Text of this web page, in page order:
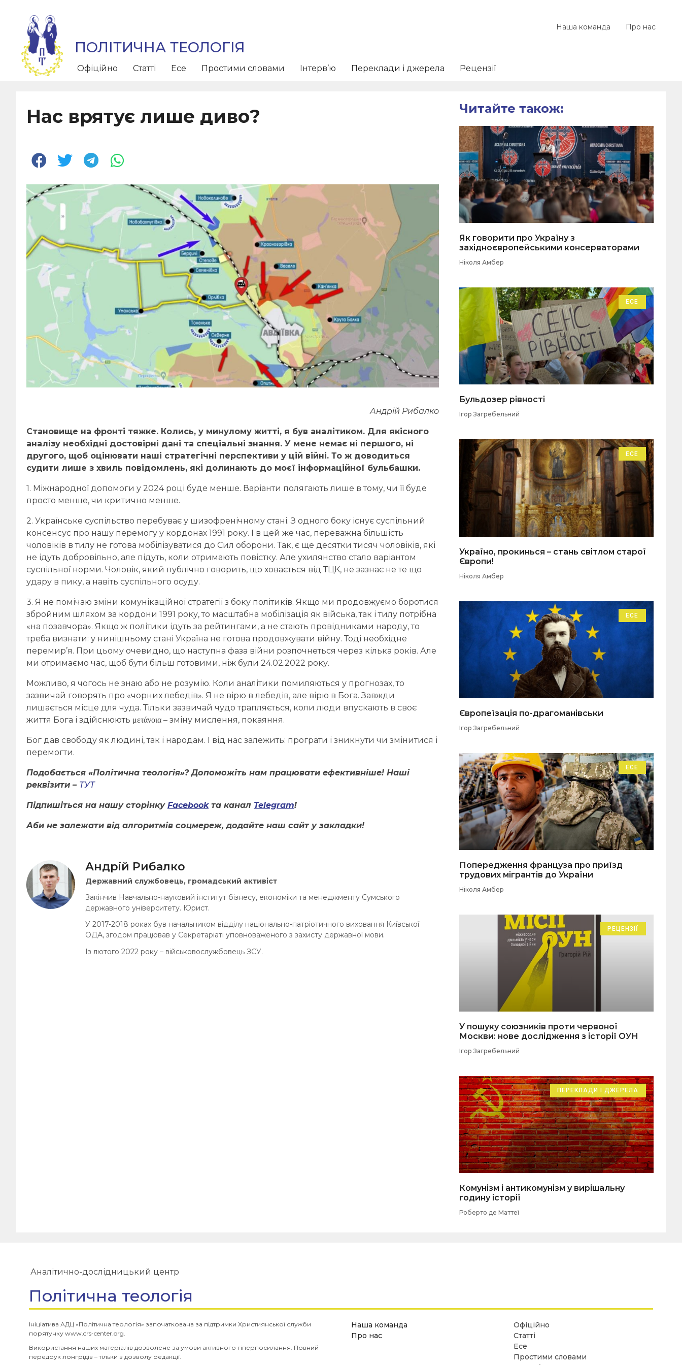
Наша команда Про нас
ПОЛІТИЧНА ТЕОЛОГІЯ
Офіційно Статті Есе Простими словами Інтерв’ю Переклади і джерела Рецензії
Нас врятує лише диво?
Андрій Рибалко
Становище на фронті тяжке. Колись, у минулому житті, я був аналітиком. Для якісного
аналізу необхідні достовірні дані та спеціальні знання. У мене немає ні першого, ні
другого, щоб оцінювати наші стратегічні перспективи у цій війні. То ж доводиться
судити лише з хвиль повідомлень, які долинають до моєї інформаційної бульбашки.
1. Міжнародної допомоги у 2024 році буде менше. Варіанти полягають лише в тому, чи її буде
просто менше, чи критично менше.
2. Українське суспільство перебуває у шизофренічному стані. З одного боку існує суспільний
консенсус про нашу перемогу у кордонах 1991 року. І в цей же час, переважна більшість
чоловіків в тилу не готова мобілізуватися до Сил оборони. Так, є ще десятки тисяч чоловіків, які
не ідуть добровільно, але підуть, коли отримають повістку. Але ухилянство стало варіантом
суспільної норми. Чоловік, який публічно говорить, що ховається від ТЦК, не зазнає не те що
удару в пику, а навіть суспільного осуду.
3. Я не помічаю зміни комунікаційної стратегії з боку політиків. Якщо ми продовжуємо боротися
збройним шляхом за кордони 1991 року, то масштабна мобілізація як війська, так і тилу потрібна
«на позавчора». Якщо ж політики ідуть за рейтингами, а не стають провідниками народу, то
треба визнати: у нинішньому стані Україна не готова продовжувати війну. Тоді необхідне
перемир’я. При цьому очевидно, що наступна фаза війни розпочнеться через кілька років. Але
ми отримаємо час, щоб бути більш готовими, ніж були 24.02.2022 року.
Можливо, я чогось не знаю або не розумію. Коли аналітики помиляються у прогнозах, то
зазвичай говорять про «чорних лебедів». Я не вірю в лебедів, але вірю в Бога. Завжди
лишається місце для чуда. Тільки зазвичай чудо трапляється, коли люди впускають в своє
життя Бога і здійснюють μετάνοια – зміну мислення, покаяння.
Бог дав свободу як людині, так і народам. І від нас залежить: програти і зникнути чи змінитися і
перемогти.
Подобається «Політична теологія»? Допоможіть нам працювати ефективніше! Наші
реквізити – ТУТ
Підпишіться на нашу сторінку Facebookта канал Telegram!
Аби не залежати від алгоритмів соцмереж, додайте наш сайт у закладки!
Андрій Рибалко
Державний службовець, громадський активіст
Закінчив Навчально-науковий інститут бізнесу, економіки та менеджменту Сумського
державного університету. Юрист.
У 2017-2018 роках був начальником відділу національно-патріотичного виховання Київської
ОДА, згодом працював у Секретаріаті уповноваженого з захисту державної мови.
Із лютого 2022 року – військовослужбовець ЗСУ.
Читайте також:
Як говорити про Україну з
західноєвропейськими консерваторами
Ніколя Амбер
ЕСЕ
Бульдозер рівності
Ігор Загребельний
ЕСЕ
Україно, прокинься – стань світлом старої
Європи!
Ніколя Амбер
ЕСЕ
Європеїзація по-драгоманівськи
Ігор Загребельний
ЕСЕ
Попередження француза про приїзд
трудових мігрантів до України
Ніколя Амбер
РЕЦЕНЗІЇ
У пошуку союзників проти червоної
Москви: нове дослідження з історії ОУН
Ігор Загребельний
ПЕРЕКЛАДИ І ДЖЕРЕЛА
Комунізм і антикомунізм у вирішальну
годину історії
Роберто де Маттеї
Аналітично-дослідницький центр
Політична теологія
Ініціатива АДЦ «Політична теологія» започаткована за підтримки Християнської служби
порятунку www.crs-center.org.
Використання наших матеріалів дозволене за умови активного гіперпосилання. Повний
передрук лонгрідів – тільки з дозволу редакції.
Наша команда
Про нас
Офіційно
Статті
Есе
Простими словами